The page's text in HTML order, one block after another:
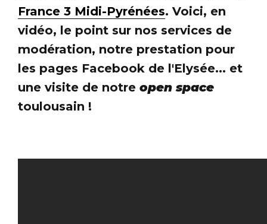
France 3 Midi-Pyrénées. Voici, en
vidéo, le point sur nos services de
modération, notre prestation pour
les pages Facebook de l'Elysée... et
une visite de notre open space
toulousain !